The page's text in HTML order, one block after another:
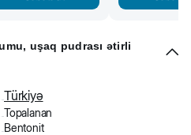
uşaq pudrası ətirli
Türkiyə
Topalanan
Bentonit